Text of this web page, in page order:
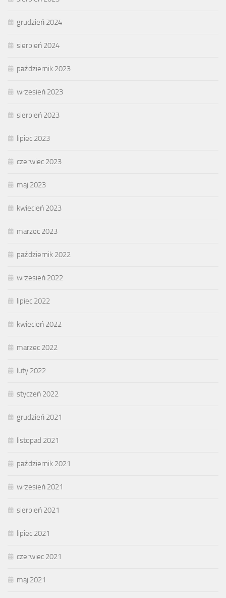
grudzień 2024
sierpień 2024
październik 2023
wrzesień 2023
sierpień 2023
lipiec 2023
czerwiec 2023
maj 2023
kwiecień 2023
marzec 2023
październik 2022
wrzesień 2022
lipiec 2022
kwiecień 2022
marzec 2022
luty 2022
styczeń 2022
grudzień 2021
listopad 2021
październik 2021
wrzesień 2021
sierpień 2021
lipiec 2021
czerwiec 2021
maj 2021